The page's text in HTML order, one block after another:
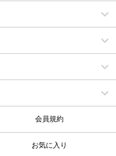
会員規約
お気に入り